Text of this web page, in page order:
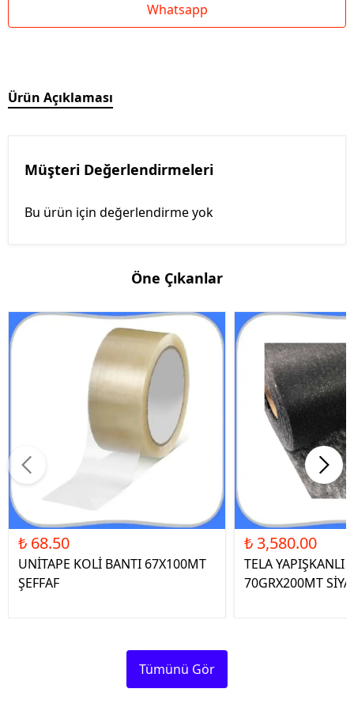
Whatsapp
Ürün Açıklaması
Müşteri Değerlendirmeleri
Bu ürün için değerlendirme yok
Öne Çıkanlar
₺ 68.50
UNİTAPE KOLİ BANTI 67X100MT
ŞEFFAF
₺ 3,580.00
TELA YAPIŞKANLI
70GRX200MT
Tümünü Gör